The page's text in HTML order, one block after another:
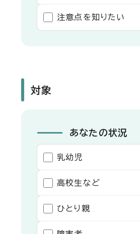
注意点を知りたい
対象
あなたの状況
乳幼児
高校生など
ひとり親